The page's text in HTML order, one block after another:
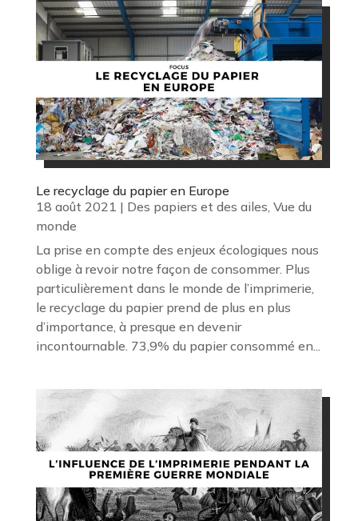
Le recyclage du papier en Europe
18 août 2021 | Des papiers et des ailes Vue du
monde
La prise en compte des enjeux écologiques nous
oblige à revoir notre façon de consommer. Plus
particulièrement dans le monde de l’imprimerie,
le recyclage du papier prend de plus en plus
d’importance, à presque en devenir
incontournable. 73,9% du papier consommé en...